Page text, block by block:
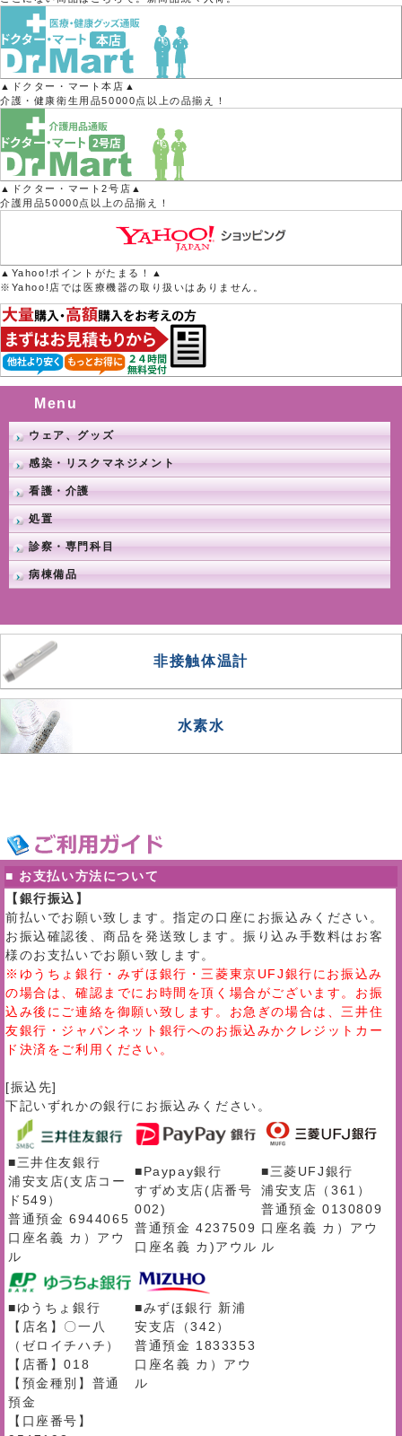
▲ドクター・マート本店▲
介護・健康衛生用品50000点以上の品揃え！
▲ドクター・マート2号店▲
介護用品50000点以上の品揃え！
▲Yahoo!ポイントがたまる！▲
※Yahoo!店では医療機器の取り扱いはありません。
Menu
ウェア、グッズ
感染・リスクマネジメント
看護・介護
処置
診察・専門科目
病棟備品
非接触体温計
水素水
■ お支払い方法について
【銀行振込】
前払いでお願い致します。指定の口座にお振込みください。
お振込確認後、商品を発送致します。振り込み手数料はお客
様のお支払いでお願い致します。
※ゆうちょ銀行・みずほ銀行・三菱東京UFJ銀行にお振込み
の場合は、確認までにお時間を頂く場合がございます。お振
込み後にご連絡を御願い致します。お急ぎの場合は、三井住
友銀行・ジャパンネット銀行へのお振込みかクレジットカー
ド決済をご利用ください。
[振込先]
下記いずれかの銀行にお振込みください。
■三井住友銀行
浦安支店(支店コー
ド549）
普通預金 6944065
口座名義 カ）アウ
ル
■Paypay銀行
すずめ支店(店番号
002)
普通預金 4237509
口座名義 カ)アウル
■三菱UFJ銀行
浦安支店（361）
普通預金 0130809
口座名義 カ）アウ
ル
■ゆうちょ銀行
【店名】〇一八
（ゼロイチハチ）
【店番】018
【預金種別】普通
預金
【口座番号】
■みずほ銀行 新浦
安支店（342）
普通預金 1833353
口座名義 カ）アウ
ル